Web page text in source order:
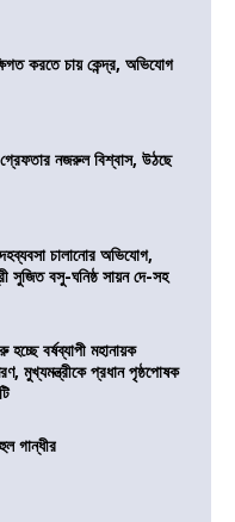
করতে চায় কেন্দ্র, অভিযোগ
গ্রেফতার নজরুল বিশ্বাস, উঠছে
চালানোর অভিযোগ,
সুজিত বসু-ঘনিষ্ঠ সায়ন দে-সহ
বর্ষব্যাপী মহানায়ক
মুখ্যমন্ত্রীকে প্রধান পৃষ্ঠপোষক
গান্ধীর